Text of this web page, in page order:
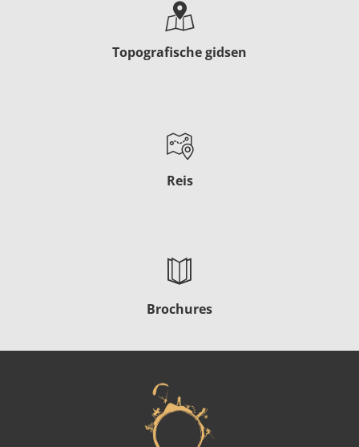
Topografische gidsen
Reis
Brochures